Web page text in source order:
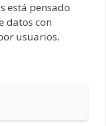
está pensado
datos con
usuarios.